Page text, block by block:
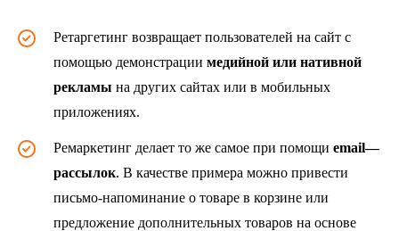
Ретаргетинг возвращает пользователей на сайт с
помощью демонстрации медийной или нативной
рекламы на других сайтах или в мобильных
приложениях.
Ремаркетинг делает то же самое при помощи email—
рассылок. В качестве примера можно привести
письмо-напоминание о товаре в корзине или
предложение дополнительных товаров на основе